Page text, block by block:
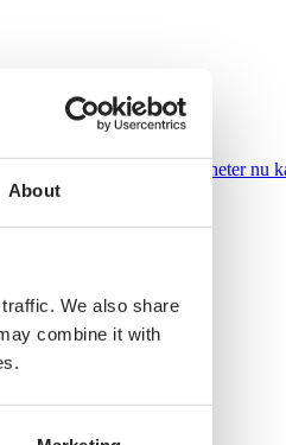
About
We also share
combine it with
att Praktikertjänsts vårdenheter nu